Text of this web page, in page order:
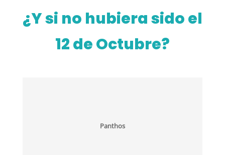
¿Y si no hubiera sido el
12 de Octubre?
Panthos